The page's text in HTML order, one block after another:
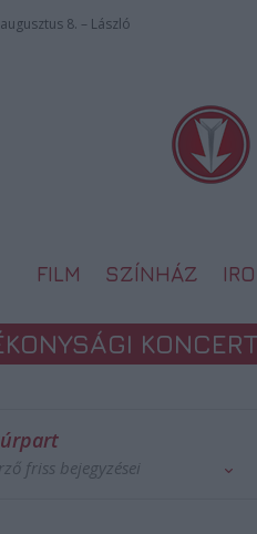
8. – László
FILM SZÍNHÁZ
friss bejegyzései